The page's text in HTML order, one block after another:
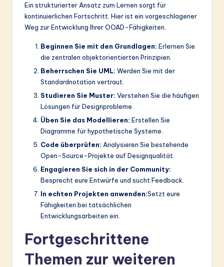
Ein strukturierter Ansatz zum Lernen sorgt für
kontinuierlichen Fortschritt. Hier ist ein vorgeschlagener
Weg zur Entwicklung Ihrer OOAD-Fähigkeiten.
Beginnen Sie mit den Grundlagen: Erlernen Sie
die zentralen objektorientierten Prinzipien.
Beherrschen Sie UML: Werden Sie mit der
Standardnotation vertraut.
Studieren Sie Muster: Verstehen Sie die häufigen
Lösungen für Designprobleme.
Üben Sie das Modellieren: Erstellen Sie
Diagramme für hypothetische Systeme.
Code überprüfen: Analysieren Sie bestehende
Open-Source-Projekte auf Designqualität.
Engagieren Sie sich in der Community:
Besprecht eure Entwürfe und sucht Feedback.
In echten Projekten anwenden:Setzt eure
Fähigkeiten bei tatsächlichen
Entwicklungsarbeiten ein.
Fortgeschrittene
Themen zur weiteren